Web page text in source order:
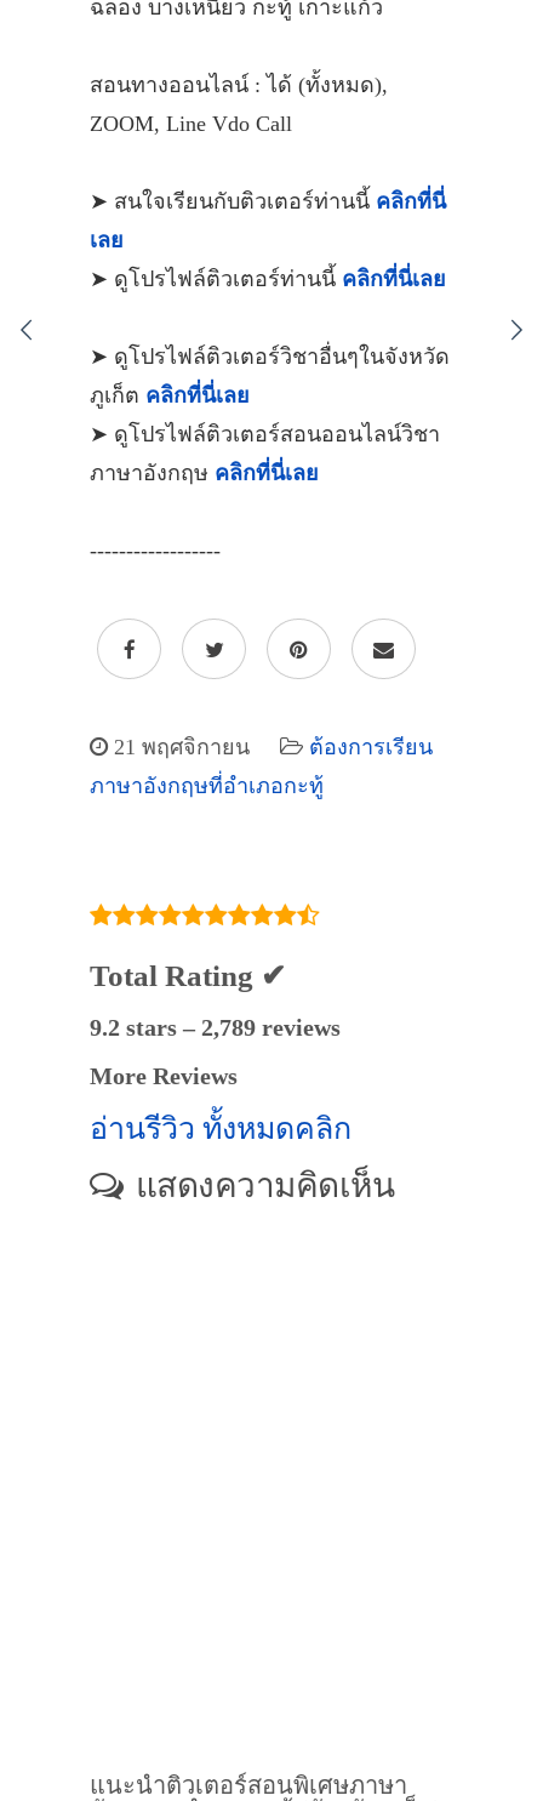
ฉลอง บางเหนียว กะทู้ เกาะแก้ว
สอนทางออนไลน์ : ได้ (ทั้งหมด),
ZOOM, Line Vdo Call
➤ สนใจเรียนกับติวเตอร์ท่านนี้ คลิกที่นี่
เลย
➤ ดูโปรไฟล์ติวเตอร์ท่านนี้ คลิกที่นี่เลย
➤ ดูโปรไฟล์ติวเตอร์วิชาอื่นๆในจังหวัด
ภูเก็ต คลิกที่นี่เลย
➤ ดูโปรไฟล์ติวเตอร์สอนออนไลน์วิชา
ภาษาอังกฤษ คลิกที่นี่เลย
------------------
21 พฤศจิกายน
ต้องการเรียน
ภาษาอังกฤษที่อำเภอกะทู้
Total Rating ✔
9.2 stars – 2,789 reviews
More Reviews
อ่านรีวิว ทั้งหมดคลิก
แสดงความคิดเห็น
แนะนำติวเตอร์สอนพิเศษภาษา